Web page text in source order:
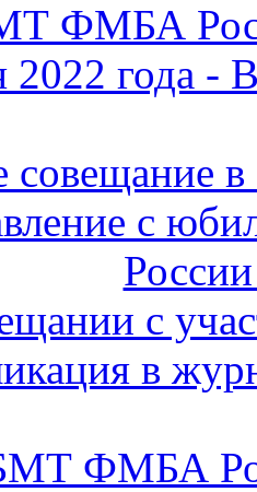
ФМБА
года -
совещание
с
с
в
ФМБА